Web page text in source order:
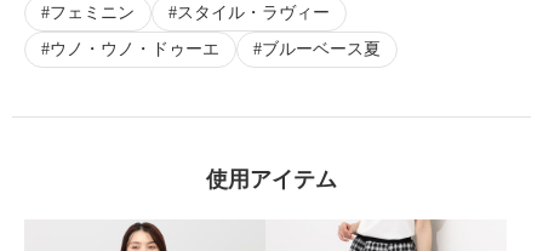
フェミニン
スタイル・ラヴィー
ウノ・ウノ・ドゥーエ
ブルーベース夏
使用アイテム